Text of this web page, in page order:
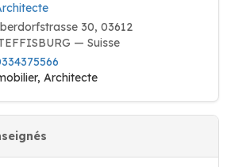
30, 03612
— Suisse
Architecte